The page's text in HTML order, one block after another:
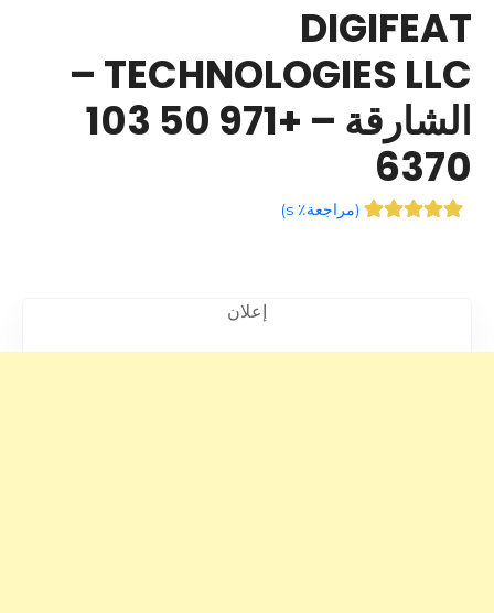
DIGIFEAT
TECHNOLOGIES LLC –
الشارقة – +971 50 103
6370
(مراجعة٪ s )
إعلان